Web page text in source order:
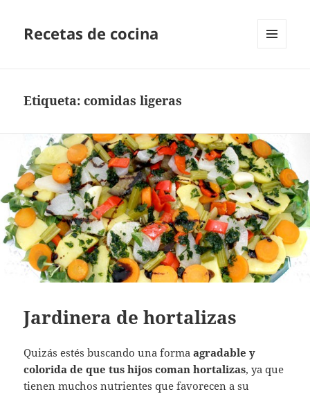
Recetas de cocina
Etiqueta:comidas ligeras
Jardinera de hortalizas
Quizás estés buscando una formaagradable y
colorida de que tus hijos coman hortalizas, ya que
tienen muchos nutrientes que favorecen a su